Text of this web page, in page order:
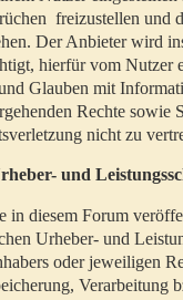
freizustellen und
Der Anbieter wird
hierfür vom Nutzer
Glauben mit
Rechte sowie
nicht zu
und
in diesem Forum
Urheber- und
oder jeweiligen
Verarbeitung